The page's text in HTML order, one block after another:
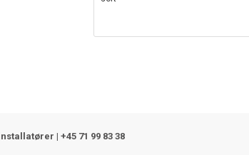
| +45 71 99 83 38